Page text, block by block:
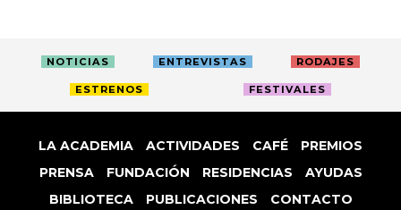
NOTICIAS ENTREVISTAS RODAJES
ESTRENOS FESTIVALES
LA ACADEMIA ACTIVIDADES CAFÉ
PREMIOS
PRENSA
FUNDACIÓN RESIDENCIAS
AYUDAS
BIBLIOTECA
PUBLICACIONES CONTACTO